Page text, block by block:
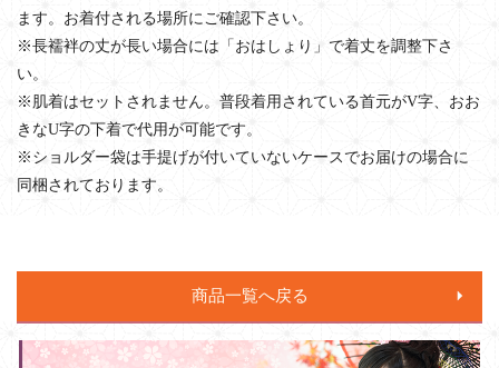
ます。お着付される場所にご確認下さい。
※長襦袢の丈が長い場合には「おはしょり」で着丈を調整下さ
い。
※肌着はセットされません。普段着用されている首元がV字、おお
きなU字の下着で代用が可能です。
※ショルダー袋は手提げが付いていないケースでお届けの場合に
同梱されております。
商品一覧へ戻る